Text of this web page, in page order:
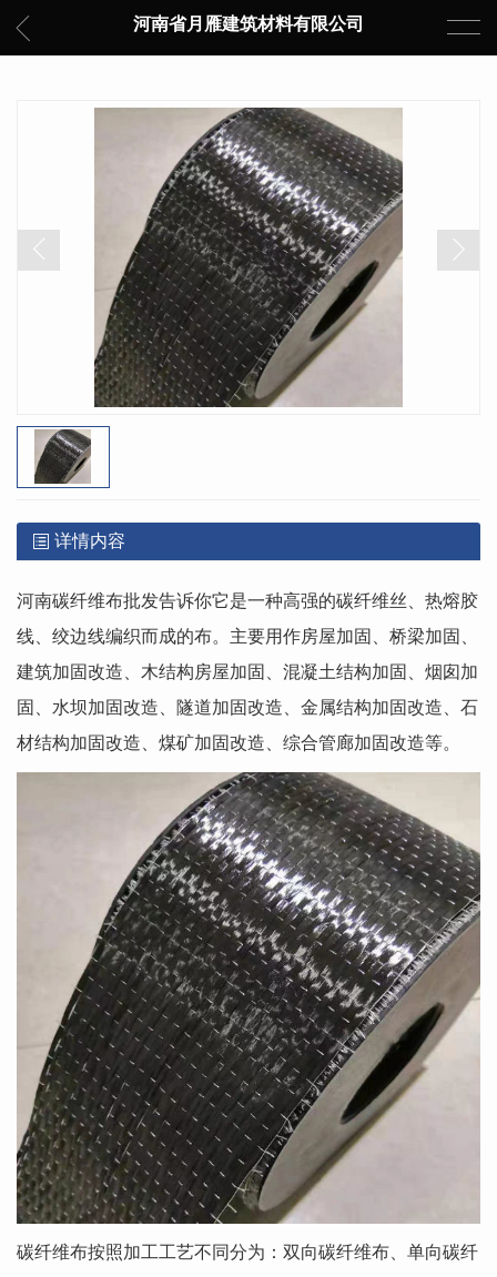
河南省月雁建筑材料有限公司
详情内容
河南碳纤维布批发告诉你它是一种高强的碳纤维丝、热熔胶
线、绞边线编织而成的布。主要用作房屋加固、桥梁加固、
建筑加固改造、木结构房屋加固、混凝土结构加固、烟囱加
固、水坝加固改造、隧道加固改造、金属结构加固改造、石
材结构加固改造、煤矿加固改造、综合管廊加固改造等。
碳纤维布按照加工工艺不同分为：双向碳纤维布、单向碳纤